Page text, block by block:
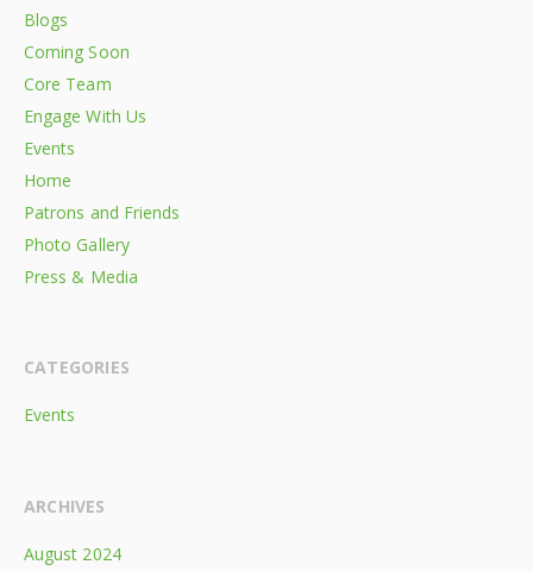
Blogs
Coming Soon
Core Team
Engage With Us
Events
Home
Patrons and Friends
Photo Gallery
Press & Media
CATEGORIES
Events
ARCHIVES
August 2024